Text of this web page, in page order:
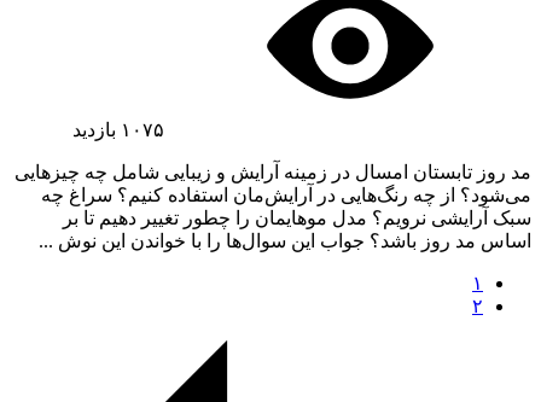
۱۰۷۵ بازدید
مد روز تابستان امسال در زمینه آرایش و زیبایی شامل چه چیزهایی
می‌شود؟ از چه رنگ‌هایی در آرایش‌مان استفاده کنیم؟ سراغ چه
سبک آرایشی نرویم؟ مدل موهایمان را چطور تغییر دهیم تا بر
اساس مد روز باشد؟ جواب این سوال‌ها را با خواندن این نوش ...
۱
۲